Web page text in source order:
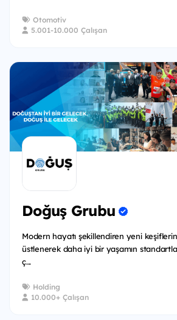
Otomotiv
5.001-10.000 Çalışan
Doğuş Grubu
Modern hayatı şekillendiren yeni
üstlenerek daha iyi bir yaşamın
ç...
Holding
10.000+ Çalışan